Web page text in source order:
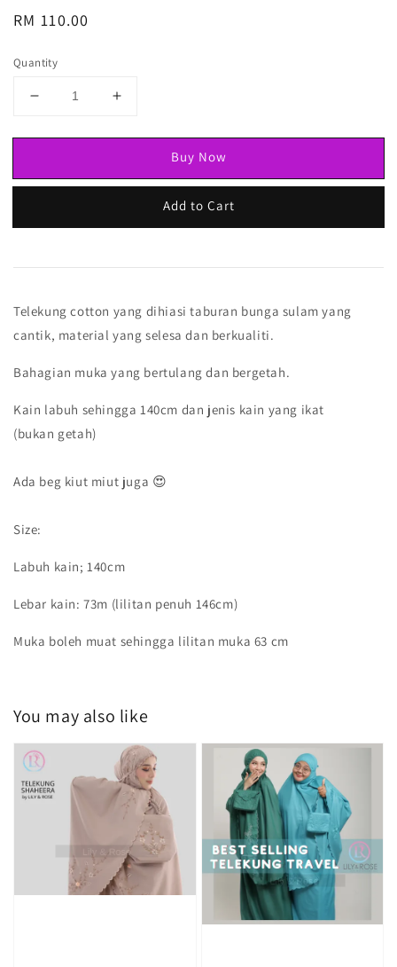
Regular
RM 110.00
Quantity
Buy Now
Add to Cart
Telekung cotton yang dihiasi taburan bunga sulam yang
cantik, material yang selesa dan berkualiti.
Bahagian muka yang bertulang dan bergetah.
Kain labuh sehingga 140cm dan jenis kain yang ikat
(bukan getah)
Ada beg kiut miut juga 😍
Size:
Labuh kain; 140cm
Lebar kain: 73m (lilitan penuh 146cm)
Muka boleh muat sehingga lilitan muka 63 cm
You may also like